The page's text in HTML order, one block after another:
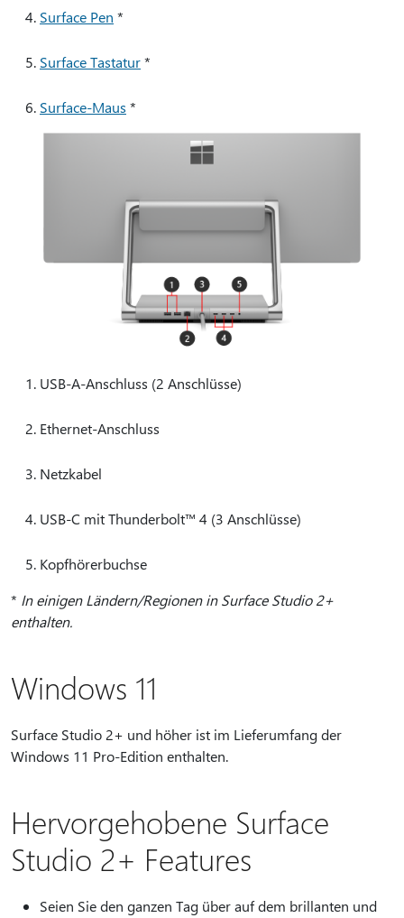
Surface Pen *
Surface Tastatur*
Surface-Maus *
USB-A-Anschluss (2 Anschlüsse)
Ethernet-Anschluss
Netzkabel
USB-C mit Thunderbolt™ 4 (3 Anschlüsse)
Kopfhörerbuchse
* In einigen Ländern/Regionen in Surface Studio 2+
enthalten.
Windows 11
Surface Studio 2+ und höher ist im Lieferumfang der
Windows 11 Pro-Edition enthalten.
Hervorgehobene Surface
Studio 2+ Features
Seien Sie den ganzen Tag über auf dem brillanten und